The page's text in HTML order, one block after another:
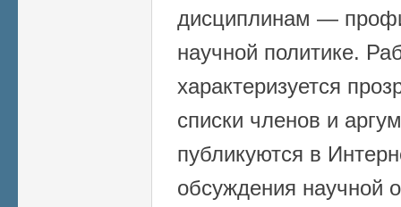
дисциплинам —
научной политике.
характеризуется
списки членов и
публикуются в
обсуждения научной